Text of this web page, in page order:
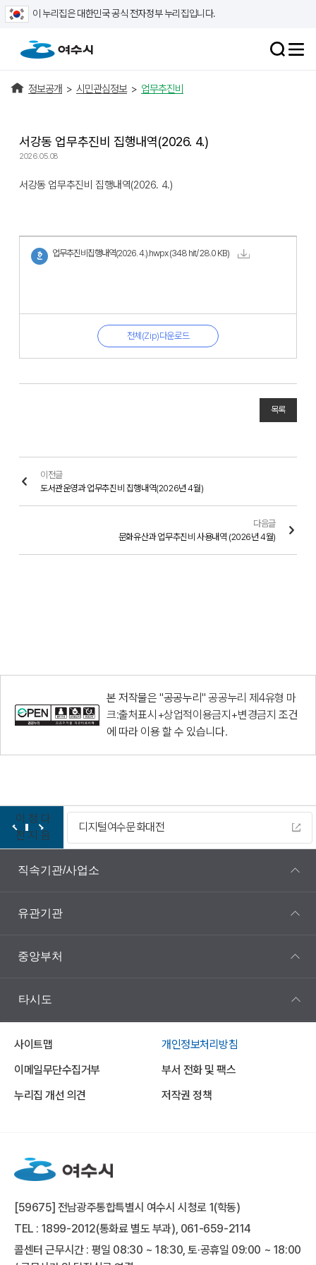
이 누리집은 대한민국 공식 전자정부 누리집입니다.
정보공개 > 시민관심정보 > 업무추진비
서강동 업무추진비 집행내역(2026. 4.)
2026.05.08
서강동 업무추진비 집행내역(2026. 4.)
업무추진비집행내역(2026. 4.).hwpx (348 hit/ 28.0 KB)
전체(Zip)다운로드
목록
이전글
도서관운영과 업무추진비 집행내역(2026년 4월)
다음글
문화유산과 업무추진비 사용내역 (2026년 4월)
본 저작물은 "공공누리"공공누리 제4유형 마
크:출처표시+상업적이용금지+변경금지 조건
에 따라 이용 할 수 있습니다.
이
전
정
지
다
음
디지털여수문화대전
직속기관/사업소
유관기관
중앙부처
타시도
사이트맵
개인정보처리방침
이메일무단수집거부
부서 전화 및 팩스
누리집 개선 의견
저작권 정책
[59675] 전남광주통합특별시 여수시 시청로 1(학동)
TEL : 1899-2012(통화료 별도 부과), 061-659-2114
콜센터 근무시간 : 평일 08:30 ~ 18:30, 토·공휴일 09:00 ~ 18:00